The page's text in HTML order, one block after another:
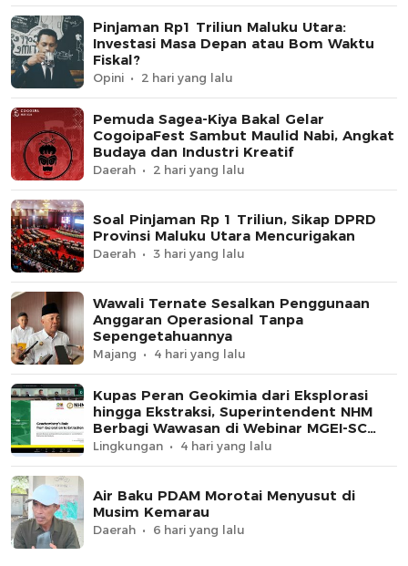
Pinjaman Rp1 Triliun Maluku Utara:
Investasi Masa Depan atau Bom Waktu
Fiskal?
Opini 2 hari yang lalu
Pemuda Sagea-Kiya Bakal Gelar
CogoipaFest Sambut Maulid Nabi, Angkat
Budaya dan Industri Kreatif
Daerah 2 hari yang lalu
Soal Pinjaman Rp 1 Triliun, Sikap DPRD
Provinsi Maluku Utara Mencurigakan
Daerah 3 hari yang lalu
Wawali Ternate Sesalkan Penggunaan
Anggaran Operasional Tanpa
Sepengetahuannya
Majang 4 hari yang lalu
Kupas Peran Geokimia dari Eksplorasi
hingga Ekstraksi, Superintendent NHM
Berbagi Wawasan di Webinar MGEI-SC
UNG
Lingkungan 4 hari yang lalu
Air Baku PDAM Morotai Menyusut di
Musim Kemarau
Daerah 6 hari yang lalu